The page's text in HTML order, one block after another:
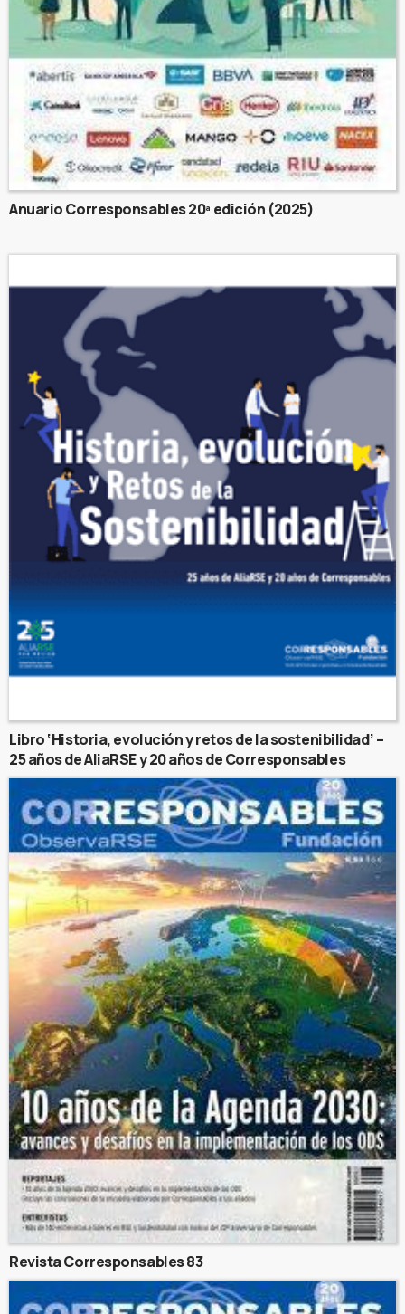
Anuario Corresponsables 20ª edición (2025)
Libro ‘Historia, evolución y retos de la sostenibilidad’ –
25 años de AliaRSE y 20 años de Corresponsables
Revista Corresponsables 83